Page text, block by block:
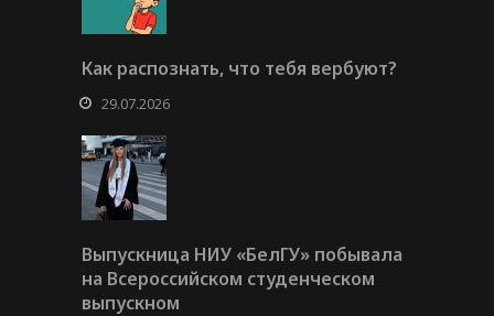
Как распознать, что тебя вербуют?
29.07.2026
Выпускница НИУ «БелГУ» побывала
на Всероссийском студенческом
выпускном